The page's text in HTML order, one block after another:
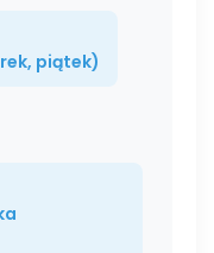
piątek)